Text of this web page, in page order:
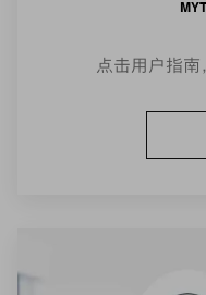
点击用户指南